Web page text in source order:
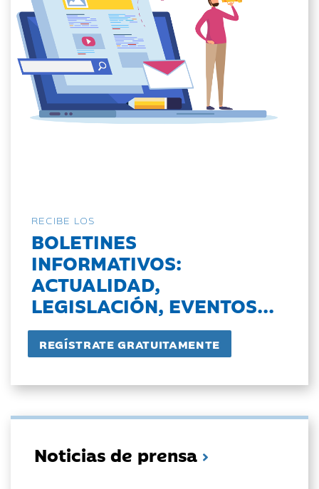
RECIBE LOS
BOLETINES
INFORMATIVOS:
ACTUALIDAD,
LEGISLACIÓN, EVENTOS...
Noticias de prensa